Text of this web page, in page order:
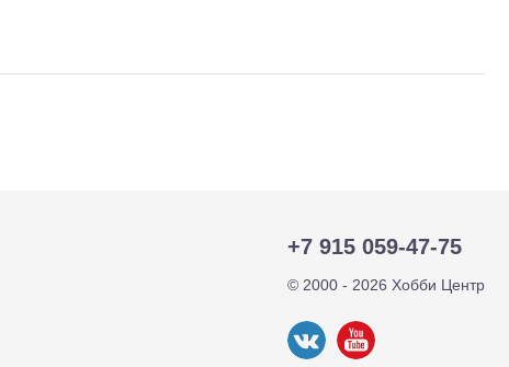
ДВС модели
+7 915 059-47-75
© 2000 - 2026 Хобби Центр